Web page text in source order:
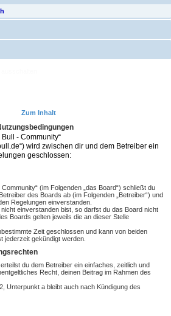
Zum Inhalt
Bull - Community“
wird zwischen dir und dem Betreiber ein
geschlossen:
(im Folgenden „das Board“) schließt du
des Boards ab (im Folgenden „Betreiber“) und
Regelungen einverstanden.
einverstanden bist, so darfst du das Board nicht
Boards gelten jeweils die an dieser Stelle
Zeit geschlossen und kann von beiden
jederzeit gekündigt werden.
du dem Betreiber ein einfaches, zeitlich und
Recht, deinen Beitrag im Rahmen des
Unterpunkt a bleibt auch nach Kündigung des